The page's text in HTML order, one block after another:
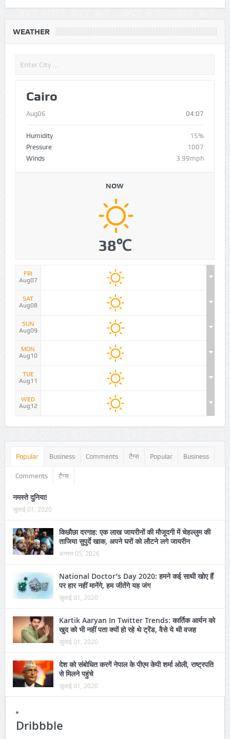
WEATHER
Cairo
Aug06 04:07
Humidity
15%
Pressure
1007
Winds
3.99mph
NOW
38℃
FRI
Aug07
SAT
Aug08
SUN
Aug09
MON
Aug10
TUE
Aug11
WED
Aug12
Popular Business Comments टैग्स Popular Business
Comments टैग्स
नमस्ते दुनिया!
जुलाई 01, 2020
किछौछा दरगाह: एक लाख जायरीनों की मौजूदगी में चेहल्लुम की
ताजिया सुपुर्दे खाक, अपने घरों को लौटने लगे जायरीन
अगस्त 05, 2026
National Doctor’s Day 2020: हमने कई साथी खोए हैं
पर हार नहीं मानेंगे, हम जीतेंगे यह जंग
जुलाई 01, 2020
Kartik Aaryan In Twitter Trends: कार्तिक आर्यन को
खुद को भी नहीं पता क्यों हो रहे थे ट्रेंड, वैसे ये थी वजह
जुलाई 01, 2020
देश को संबोधित करगें नेपाल के पीएम केपी शर्मा ओली, राष्ट्रपति
से मिलने पहुंचे
जुलाई 01, 2020
Dribbble